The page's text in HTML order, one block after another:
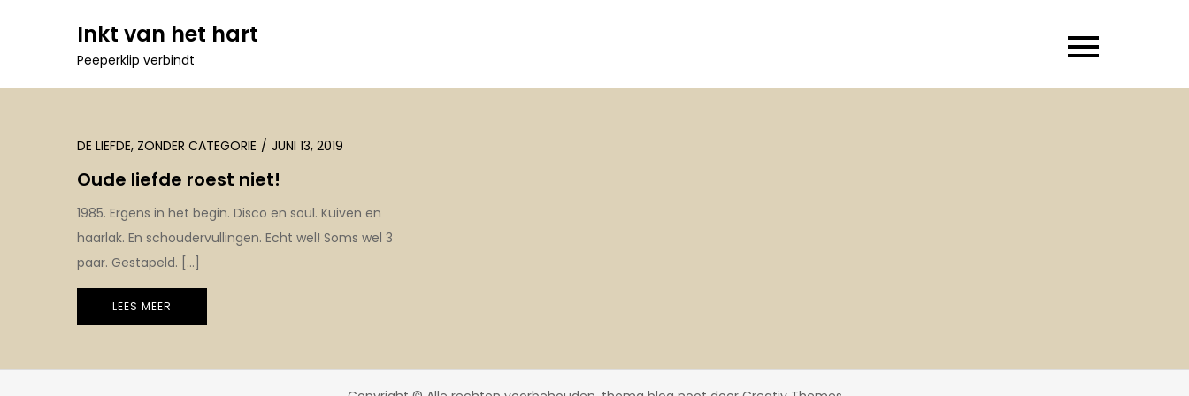
inhoud
Inkt van het hart
Peeperklip verbindt
DE LIEFDE, ZONDER CATEGORIE JUNI 13, 2019
Oude liefde roest niet!
1985. Ergens in het begin. Disco en soul. Kuiven en
haarlak. En schoudervullingen. Echt wel! Soms wel 3
paar. Gestapeld. […]
LEES MEER